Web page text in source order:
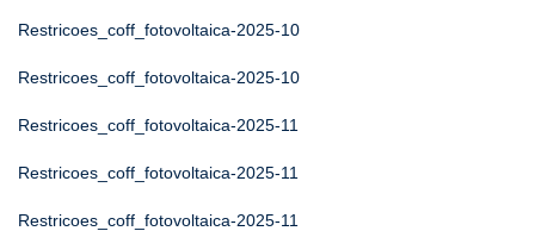
Restricoes_coff_fotovoltaica-2025-10
Restricoes_coff_fotovoltaica-2025-10
Restricoes_coff_fotovoltaica-2025-11
Restricoes_coff_fotovoltaica-2025-11
Restricoes_coff_fotovoltaica-2025-11